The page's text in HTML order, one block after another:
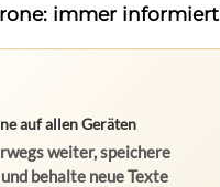
immer informiert
auf allen Geräten
weiter, speichere
behalte neue Texte